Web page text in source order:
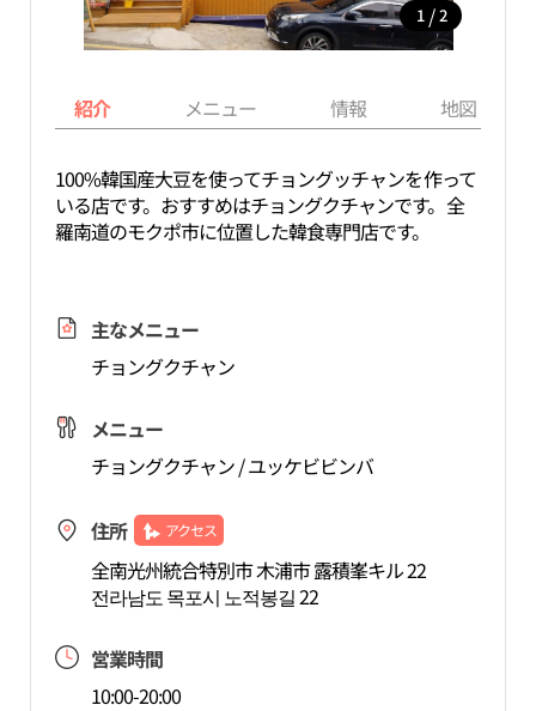
1 / 2
紹介 メニュー 情報 地図
100%韓国産大豆を使ってチョングッチャンを作って
いる店です。おすすめはチョングクチャンです。全
羅南道のモクポ市に位置した韓食専門店です。
主なメニュー
チョングクチャン
メニュー
チョングクチャン / ユッケビビンバ
住所 アクセス
全南光州統合特別市 木浦市 露積峯キル 22
전라남도 목포시 노적봉길 22
営業時間
10:00-20:00